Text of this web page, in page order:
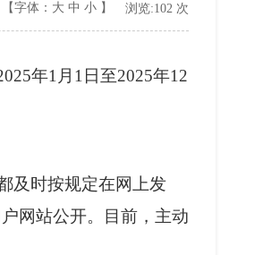
【字体： 大 中 小 】 浏览:102 次
年1 月 1 日至2025年12
及时按规定在网上发
网站公开。目前，主动